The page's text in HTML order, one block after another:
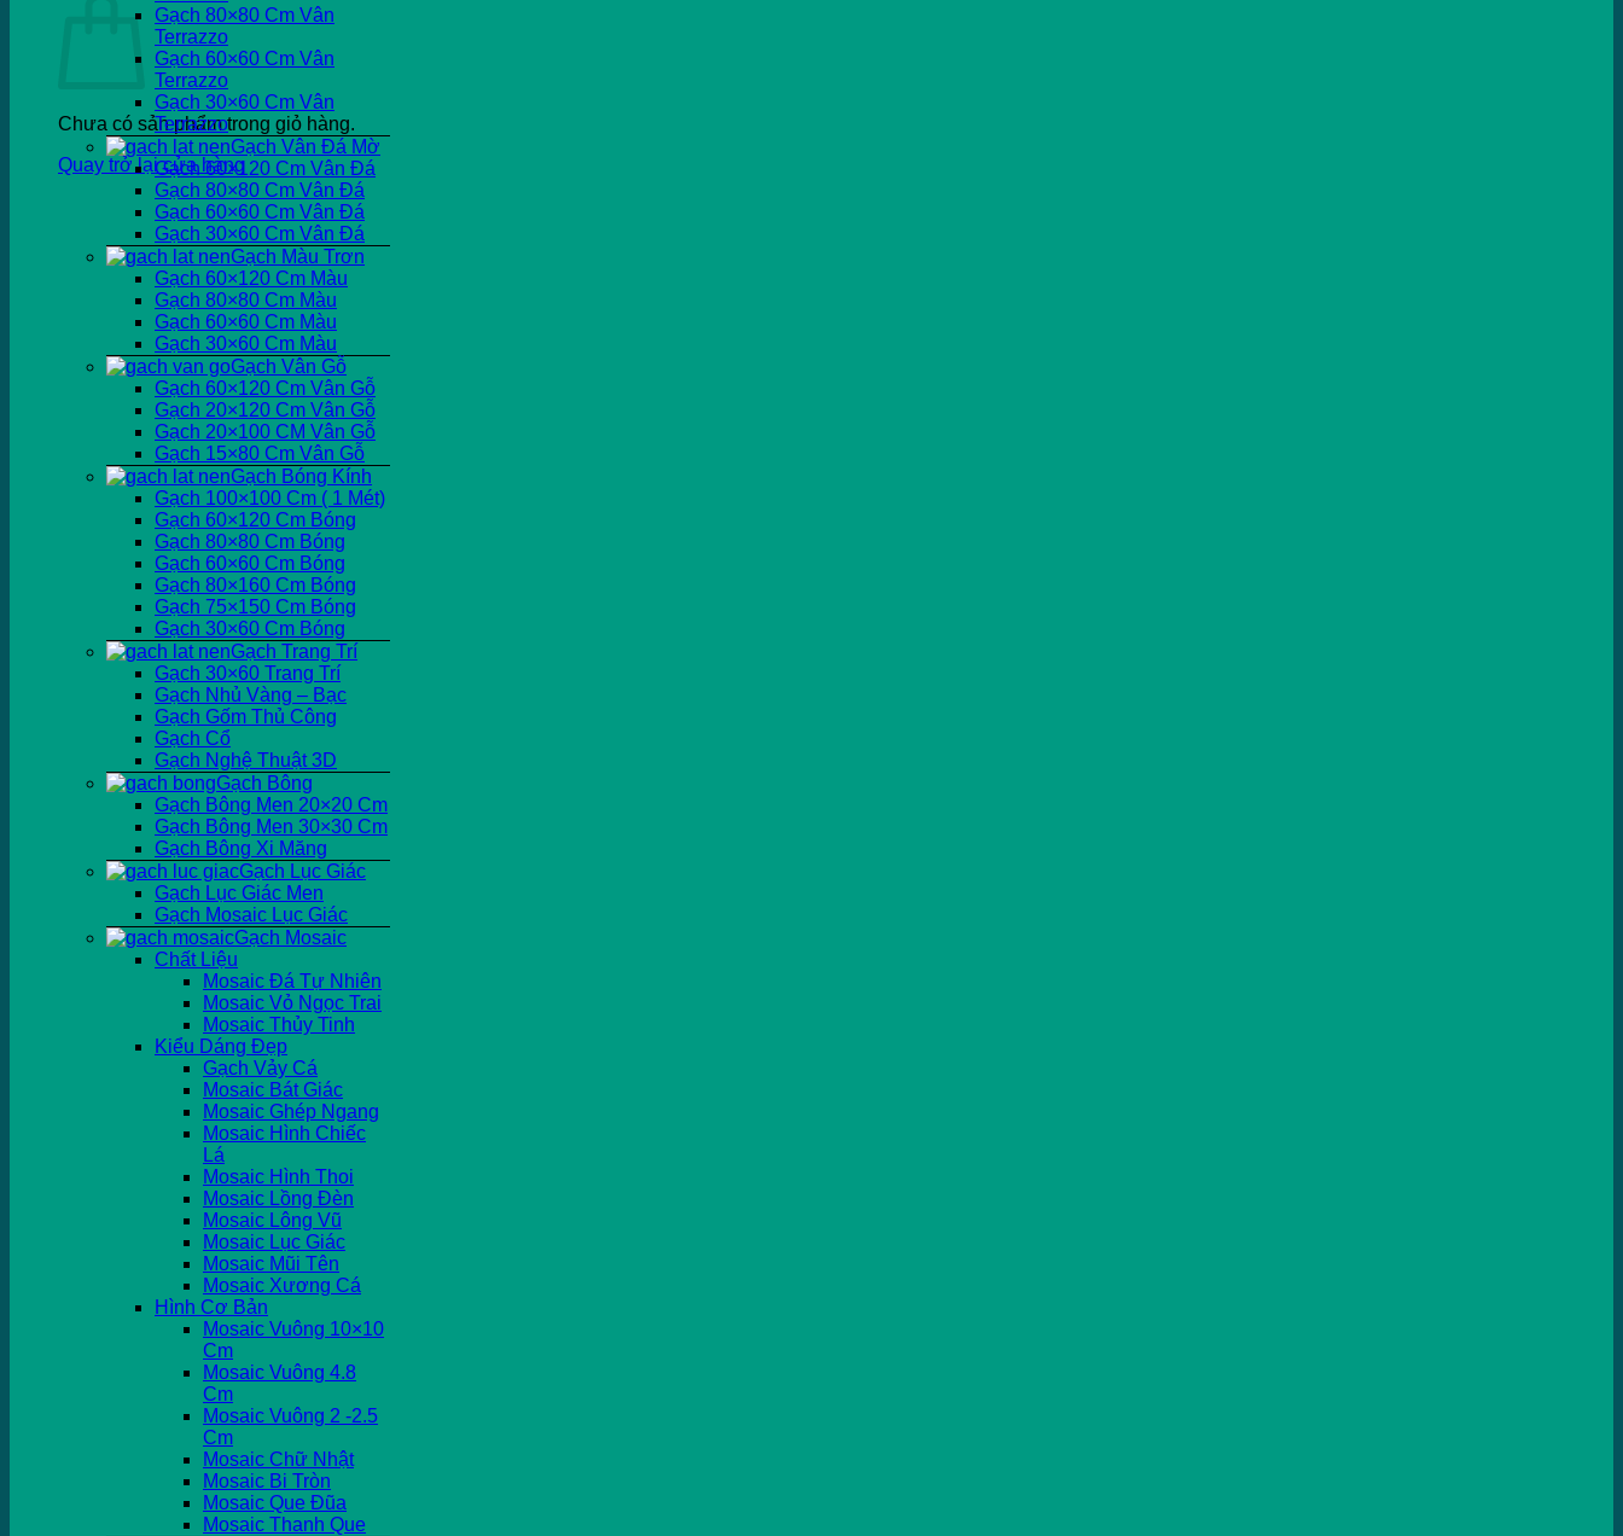
Chưa có sản phẩm trong giỏ hàng.
Quay trở lại cửa hàng
Gạch 80×80 Cm Vân
Terrazzo
Gạch 60×60 Cm Vân
Terrazzo
Gạch 30×60 Cm Vân
Terrazzo
Gạch Vân Đá Mờ
Gạch 60×120 Cm Vân Đá
Gạch 80×80 Cm Vân Đá
Gạch 60×60 Cm Vân Đá
Gạch 30×60 Cm Vân Đá
Gạch Màu Trơn
Gạch 60×120 Cm Màu
Gạch 80×80 Cm Màu
Gạch 60×60 Cm Màu
Gạch 30×60 Cm Màu
Gạch Vân Gỗ
Gạch 60×120 Cm Vân Gỗ
Gạch 20×120 Cm Vân Gỗ
Gạch 20×100 CM Vân Gỗ
Gạch 15×80 Cm Vân Gỗ
Gạch Bóng Kính
Gạch 100×100 Cm ( 1 Mét)
Gạch 60×120 Cm Bóng
Gạch 80×80 Cm Bóng
Gạch 60×60 Cm Bóng
Gạch 80×160 Cm Bóng
Gạch 75×150 Cm Bóng
Gạch 30×60 Cm Bóng
Gạch Trang Trí
Gạch 30×60 Trang Trí
Gạch Nhủ Vàng – Bạc
Gạch Gốm Thủ Công
Gạch Cổ
Gạch Nghệ Thuật 3D
Gạch Bông
Gạch Bông Men 20×20 Cm
Gạch Bông Men 30×30 Cm
Gạch Bông Xi Măng
Gạch Lục Giác
Gạch Lục Giác Men
Gạch Mosaic Lục Giác
Gạch Mosaic
Chất Liệu
Mosaic Đá Tự Nhiên
Mosaic Vỏ Ngọc Trai
Mosaic Thủy Tinh
Kiểu Dáng Đẹp
Gạch Vảy Cá
Mosaic Bát Giác
Mosaic Ghép Ngang
Mosaic Hình Chiếc
Lá
Mosaic Hình Thoi
Mosaic Lồng Đèn
Mosaic Lông Vũ
Mosaic Lục Giác
Mosaic Mũi Tên
Mosaic Xương Cá
Hình Cơ Bản
Mosaic Vuông 10×10
Cm
Mosaic Vuông 4.8
Cm
Mosaic Vuông 2 -2.5
Cm
Mosaic Chữ Nhật
Mosaic Bi Tròn
Mosaic Que Đũa
Mosaic Thanh Que